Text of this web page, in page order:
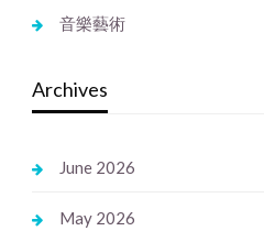
音樂藝術
Archives
June 2026
May 2026